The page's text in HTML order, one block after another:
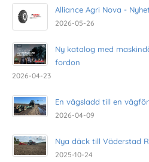
Alliance Agri Nova -
2026-05-26
Ny katalog med
fordon
2026-04-23
En vägsladd till en
2026-04-09
Nya däck till Väderstad
2025-10-24